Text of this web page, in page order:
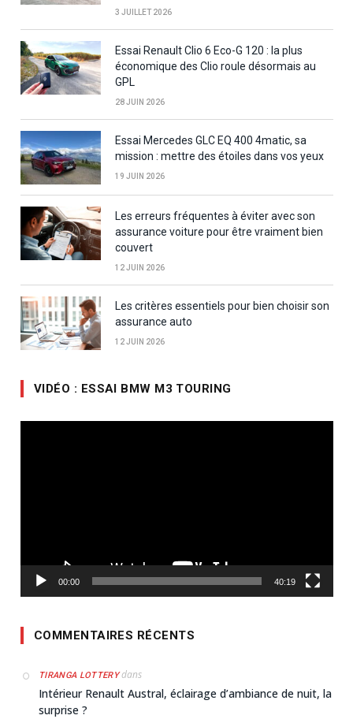
3 JUILLET 2026
Essai Renault Clio 6 Eco-G 120 : la plus
économique des Clio roule désormais au
GPL
28 JUIN 2026
Essai Mercedes GLC EQ 400 4matic, sa
mission : mettre des étoiles dans vos yeux
19 JUIN 2026
Les erreurs fréquentes à éviter avec son
assurance voiture pour être vraiment bien
couvert
12 JUIN 2026
Les critères essentiels pour bien choisir son
assurance auto
12 JUIN 2026
VIDÉO : ESSAI BMW M3 TOURING
00:00 40:19
COMMENTAIRES RÉCENTS
TIRANGA LOTTERYdans
Intérieur Renault Austral, éclairage d’ambiance de nuit, la
surprise ?